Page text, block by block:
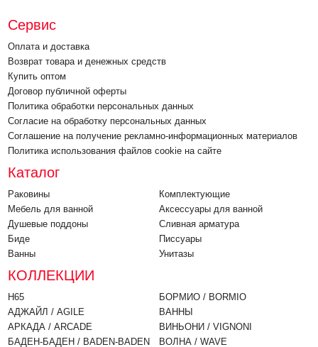
Сервис
Оплата и доставка
Возврат товара и денежных средств
Купить оптом
Договор публичной оферты
Политика обработки персональных данных
Согласие на обработку персональных данных
Соглашение на получение рекламно-информационных материалов
Политика использования файлов cookie на сайте
Каталог
Раковины
Мебель для ванной
Душевые поддоны
Биде
Ванны
Комплектующие
Аксессуары для ванной
Cливная арматура
Писсуары
Унитазы
КОЛЛЕКЦИИ
H65
АДЖАЙЛ / AGILE
АРКАДА / ARCADE
БАДЕН-БАДЕН / BADEN-BADEN
БОРМИО / BORMIO
ВАННЫ
ВИНЬОНИ / VIGNONI
ВОЛНА / WAVE